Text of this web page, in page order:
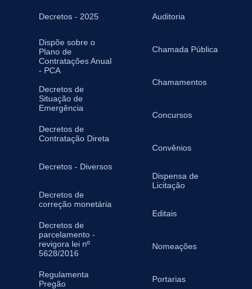
Decretos - 2025
Dispõe sobre o
Plano de
Contratações Anual
- PCA
Decretos de
Situação de
Emergência
Decretos de
Contratação Direta
Decretos - Diversos
Decretos de
correção monetária
Decretos de
parcelamento -
revigora lei nº
5628/2016
Regulamenta
Pregão
Auditoria
Chamada Pública
Chamamentos
Concursos
Convênios
Dispensa de
Licitação
Editais
Nomeações
Portarias